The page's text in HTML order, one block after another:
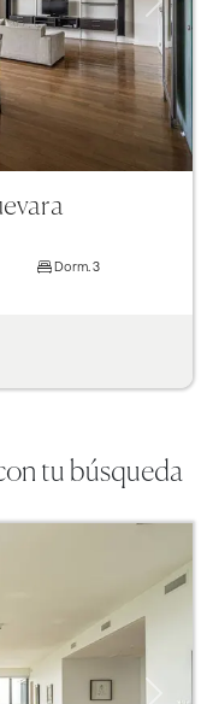
Dorm. 3
tu búsqueda